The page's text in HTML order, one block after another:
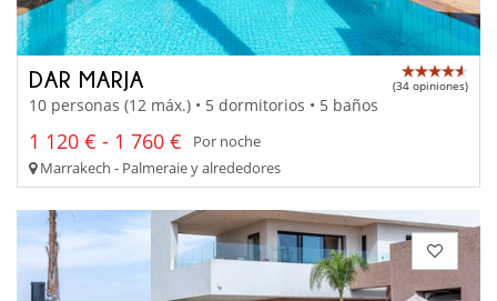
DAR MARJA (34 opiniones)
10 personas (12 máx.) • 5 dormitorios • 5 baños
1 120 € - 1 760 €
Por noche
Marrakech - Palmeraie y alrededores